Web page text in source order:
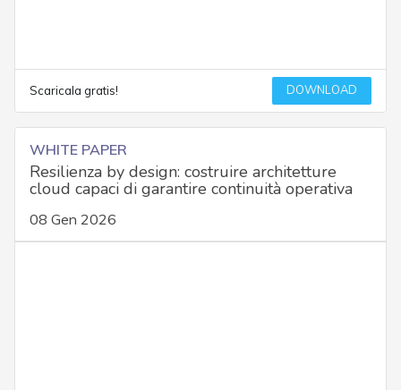
Scaricala gratis! DOWNLOAD
WHITE PAPER
Resilienza by design: costruire architetture
cloud capaci di garantire continuità operativa
08 Gen 2026